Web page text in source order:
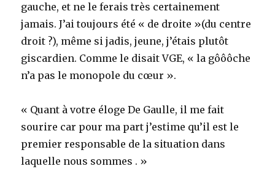
gauche, et ne le ferais très certainement
jamais. J’ai toujours été « de droite »(du centre
droit ?), même si jadis, jeune, j’étais plutôt
giscardien. Comme le disait VGE, « la gôôôche
n’a pas le monopole du cœur ».
« Quant à votre éloge De Gaulle, il me fait
sourire car pour ma part j’estime qu’il est le
premier responsable de la situation dans
laquelle nous sommes . »